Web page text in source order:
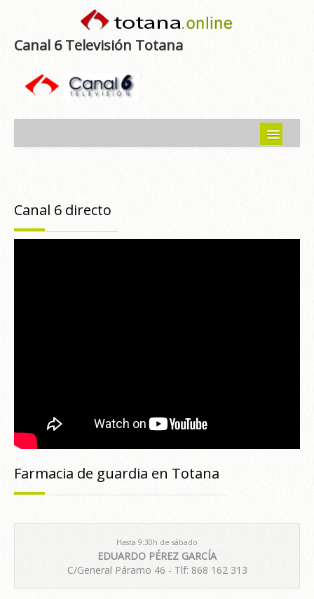
Canal 6 Televisión Totana
Programas emitidos
Canal 6 directo
Farmacia de guardia en Totana
Hasta 9:30h de sábado
EDUARDO PÉREZ GARCÍA
C/General Páramo 46 - Tlf: 868 162 313